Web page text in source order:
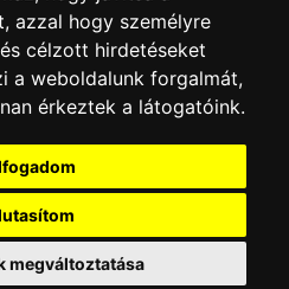
azzal hogy személyre
célzott hirdetéseket
a weboldalunk forgalmát,
érkeztek a látogatóink.
megváltoztatása